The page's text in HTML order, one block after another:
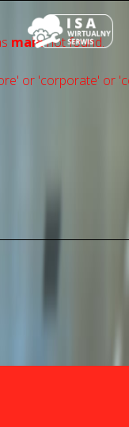
mainnot found.
or 'сorporate' or